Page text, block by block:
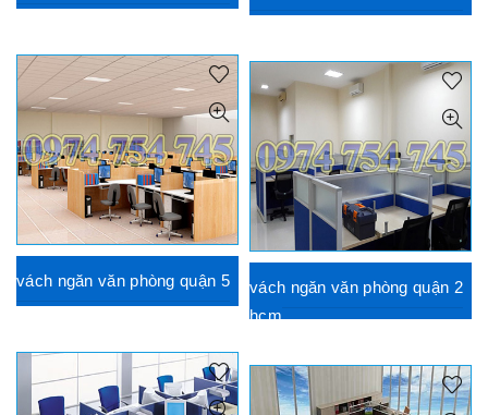
vách ngăn văn phòng quận 5
vách ngăn văn phòng quận 2
hcm